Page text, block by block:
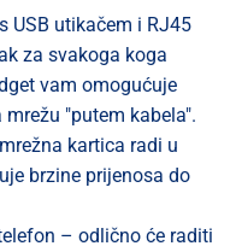
USB utikačem i RJ45
za svakoga koga
vam omogućuje
"putem kabela".
kartica radi u
brzine prijenosa do
– odlično će raditi